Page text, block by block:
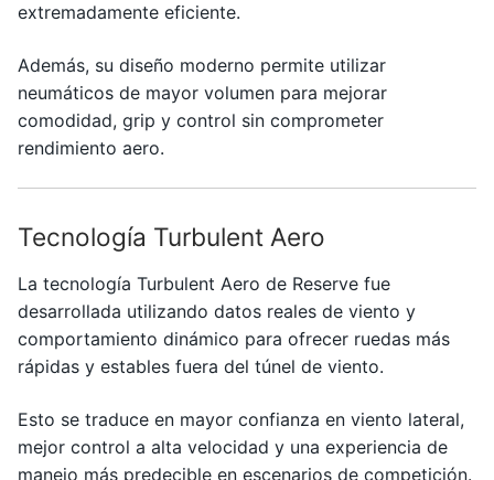
extremadamente eficiente.
Además, su diseño moderno permite utilizar
neumáticos de mayor volumen para mejorar
comodidad, grip y control sin comprometer
rendimiento aero.
Tecnología Turbulent Aero
La tecnología Turbulent Aero de Reserve fue
desarrollada utilizando datos reales de viento y
comportamiento dinámico para ofrecer ruedas más
rápidas y estables fuera del túnel de viento.
Esto se traduce en mayor confianza en viento lateral,
mejor control a alta velocidad y una experiencia de
manejo más predecible en escenarios de competición.